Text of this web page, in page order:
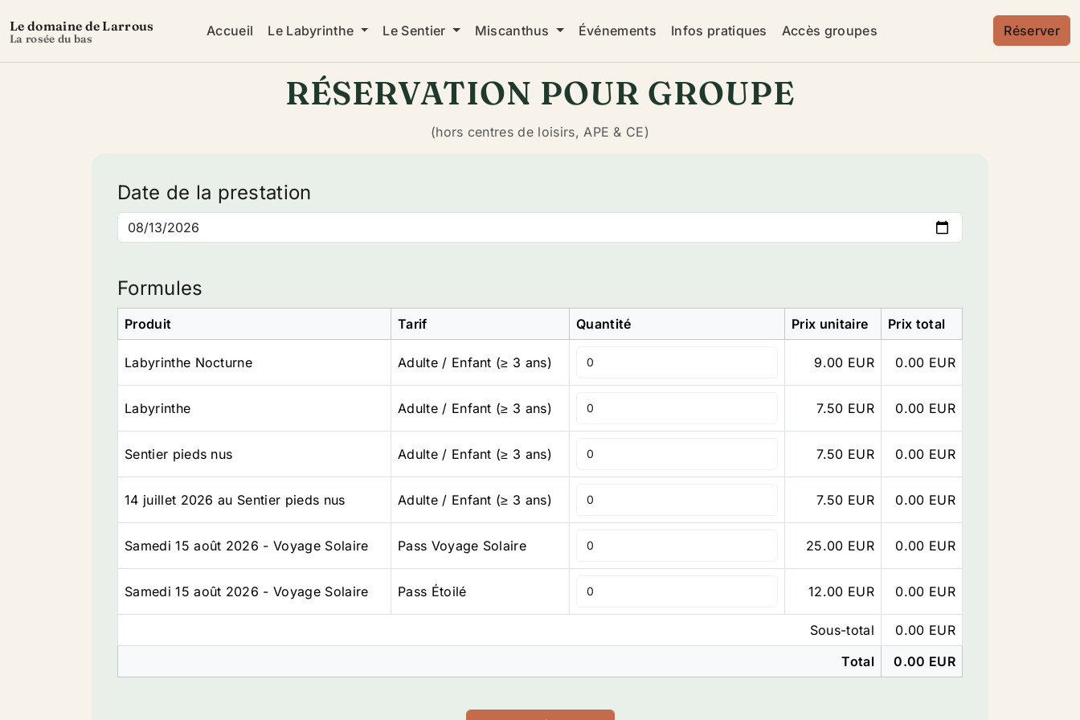
Le domaine de Larrous
La rosée du bas Accueil Le Labyrinthe Le Sentier Miscanthus Événements Infos pratiques Accès groupes Réserver
RÉSERVATION POUR GROUPE
(hors centres de loisirs, APE & CE)
Date de la prestation
Formules
Produit Tarif Quantité Prix unitaire Prix total
Labyrinthe Nocturne Adulte / Enfant (≥ 3 ans) 9.00 EUR 0.00 EUR
Labyrinthe Adulte / Enfant (≥ 3 ans) 7.50 EUR 0.00 EUR
Sentier pieds nus Adulte / Enfant (≥ 3 ans) 7.50 EUR 0.00 EUR
14 juillet 2026 au Sentier pieds nus Adulte / Enfant (≥ 3 ans) 7.50 EUR 0.00 EUR
Samedi 15 août 2026 - Voyage Solaire Pass Voyage Solaire 25.00 EUR 0.00 EUR
Samedi 15 août 2026 - Voyage Solaire Pass Étoilé 12.00 EUR 0.00 EUR
Sous-total 0.00 EUR
Total
0.00 EUR